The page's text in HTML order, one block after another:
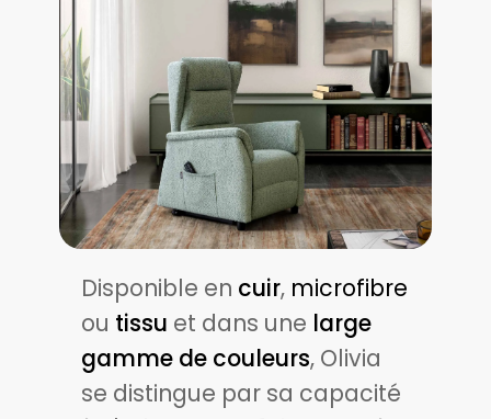
Disponible en cuir, microfibre
ou tissu et dans une large
gamme de couleurs, Olivia
se distingue par sa capacité